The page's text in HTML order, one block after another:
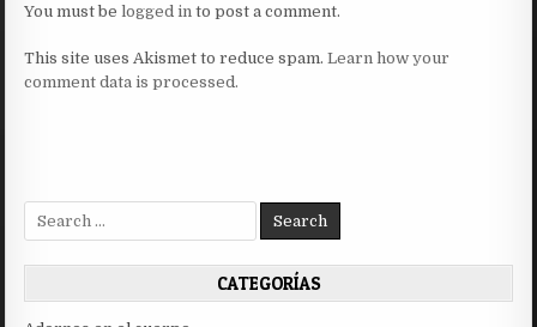
You must belogged in to post a comment.
This site uses Akismet to reduce spam.Learn how your
comment data is processed.
Search
for:
CATEGORÍAS